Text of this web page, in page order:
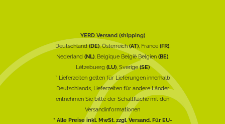
YERD Versand (shipping)
Deutschland(DE), Österreich(AT), France (FR),
Nederland (NL), Belgique België Belgien (BE),
Lëtzebuerg (LU), Sverige(SE)
* Lieferzeiten gelten für Lieferungen innerhalb
Deutschlands, Lieferzeiten für andere Länder
entnehmen Sie bitte der Schaltfläche mit den
Versandinformationen
* Alle Preise inkl. MwSt. zzgl. Versand. Für EU-